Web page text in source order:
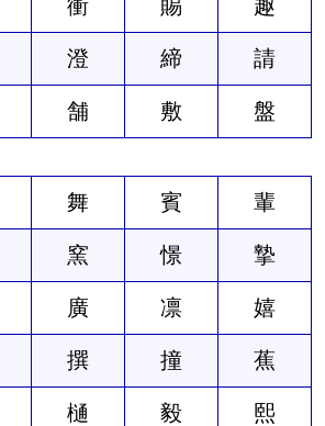
衝 賜 趣
澄 締 請
舗 敷 盤
舞 賓 輩
窯 憬 摯
廣 凛 嬉
撰 撞 蕉
樋 毅 熙